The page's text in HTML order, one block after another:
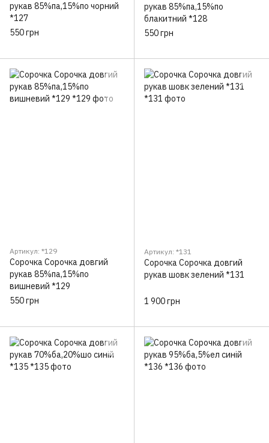
рукав 85%па,15%по чорний
*127
550 грн
рукав 85%па,15%по
блакитний *128
550 грн
Артикул: *129
Сорочка Сорочка довгий
рукав 85%па,15%по
вишневий *129
550 грн
Артикул: *131
Сорочка Сорочка довгий
рукав шовк зелений *131
1 900 грн